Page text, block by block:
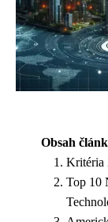
Obsah
Kritéria
Top 10